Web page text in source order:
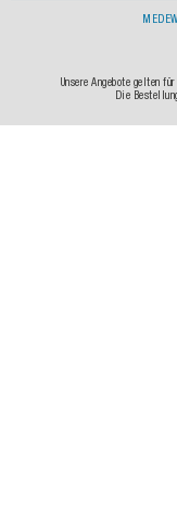
Unsere Angebote gelten
Die